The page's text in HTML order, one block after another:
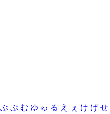
ぶ ぷ む ゆ ゅ る え ぇ け げ せ